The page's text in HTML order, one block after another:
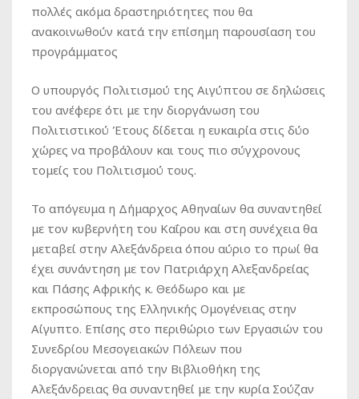
πολλές ακόμα δραστηριότητες που θα
ανακοινωθούν κατά την επίσημη παρουσίαση του
προγράμματος
Ο υπουργός Πολιτισμού της Αιγύπτου σε δηλώσεις
του ανέφερε ότι με την διοργάνωση του
Πολιτιστικού Έτους δίδεται η ευκαιρία στις δύο
χώρες να προβάλουν και τους πιο σύγχρονους
τομείς του Πολιτισμού τους.
Το απόγευμα η Δήμαρχος Αθηναίων θα συναντηθεί
με τον κυβερνήτη του Καΐρου και στη συνέχεια θα
μεταβεί στην Αλεξάνδρεια όπου αύριο το πρωί θα
έχει συνάντηση με τον Πατριάρχη Αλεξανδρείας
και Πάσης Αφρικής κ. Θεόδωρο και με
εκπροσώπους της Ελληνικής Ομογένειας στην
Αίγυπτο. Επίσης στο περιθώριο των Εργασιών του
Συνεδρίου Μεσογειακών Πόλεων που
διοργανώνεται από την Βιβλιοθήκη της
Αλεξάνδρειας θα συναντηθεί με την κυρία Σούζαν